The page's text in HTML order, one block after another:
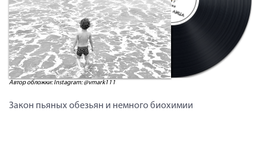
Автор обложки: Instagram: @vmark111
Закон пьяных обезьян и немного биохимии